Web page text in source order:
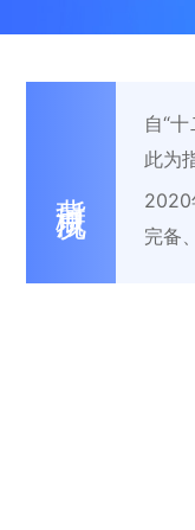
自“
此为
2020
完备